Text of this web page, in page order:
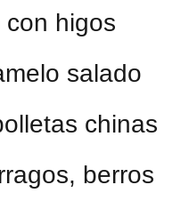
higos
salado
chinas
berros